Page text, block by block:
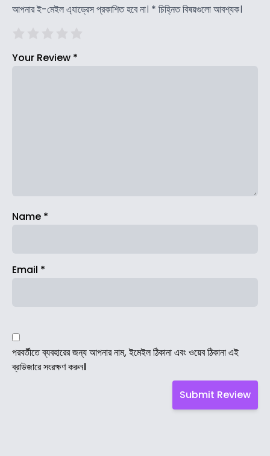
আপনার ই-মেইল এ্যাড্রেস প্রকাশিত হবে না। * চিহ্নিত বিষয়গুলো আবশ্যক।
Your Review *
Name *
Email *
পরবর্তীতে ব্যবহারের জন্য আপনার নাম, ইমেইল ঠিকানা এবং ওয়েব ঠিকানা এই
ব্রাউজারে সংরক্ষণ করুন।